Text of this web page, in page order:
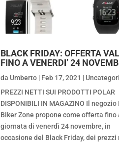
BLACK FRIDAY: OFFERTA
FINO A VENERDI’ 24
da Umberto | Feb 17, 2021 |
PREZZI NETTI SUI PRODOTTI POLAR
DISPONIBILI IN MAGAZINO Il negozio
Biker Zone propone come offerta fino
giornata di venerdì 24 novembre, in
occasione del Black Friday, dei prezzi